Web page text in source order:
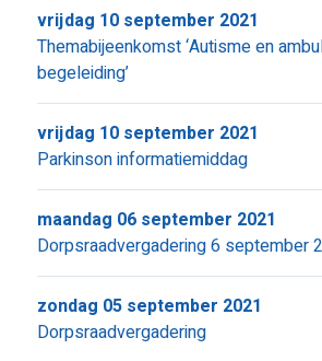
Themabijeenkomst ‘Autisme en
begeleiding’
vrijdag 10 september 2021
Parkinson informatiemiddag
vrijdag 10 september 2021
Dorpsraadvergadering 6 september
maandag 06 september 2021
Dorpsraadvergadering
zondag 05 september 2021